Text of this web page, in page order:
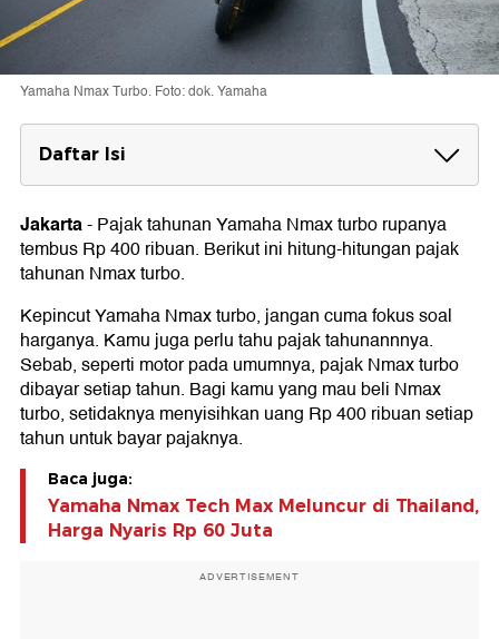
Yamaha Nmax Turbo. Foto: dok. Yamaha
Daftar Isi
Pajak Yamaha Nmax Turbo 2025
Spesifikasi Yamaha Nmax Turbo
Jakarta-Pajak tahunan Yamaha Nmax turbo rupanya
tembus Rp 400 ribuan. Berikut ini hitung-hitungan pajak
tahunan Nmax turbo.
Kepincut Yamaha Nmax turbo, jangan cuma fokus soal
harganya. Kamu juga perlu tahu pajak tahunannnya.
Sebab, seperti motor pada umumnya, pajak Nmax turbo
dibayar setiap tahun. Bagi kamu yang mau beli Nmax
turbo, setidaknya menyisihkan uang Rp 400 ribuan setiap
tahun untuk bayar pajaknya.
Baca juga:
Yamaha Nmax Tech Max Meluncur di Thailand,
Harga Nyaris Rp 60 Juta
ADVERTISEMENT